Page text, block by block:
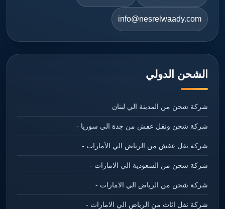
info@nesrelwaady.com
الشحن الدولي
شركة شحن من المدينة الي لبنان
شركة شحن ونقل عفش من جدة الي سوريا -
شركة نقل عفش من الرياض الي الأمارات -
شركة شحن من السعودية الي الامارات -
شركة شحن من الرياض الي الامارات -
شركة نقل اثاث من الرياض الي الامارات -